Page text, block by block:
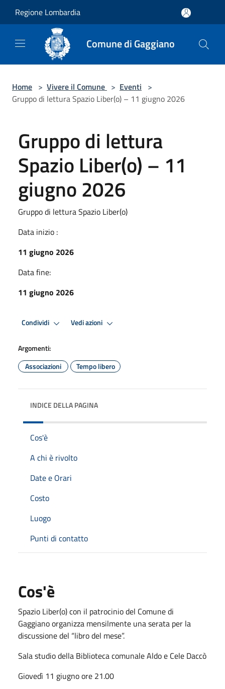
Regione Lombardia
Comune di Gaggiano
Home > Vivere il Comune > Eventi >
Gruppo di lettura Spazio Liber(o) – 11 giugno 2026
Gruppo di lettura
Spazio Liber(o) – 11
giugno 2026
Gruppo di lettura Spazio Liber(o)
Data inizio :
11 giugno 2026
Data fine:
11 giugno 2026
Condividi Vedi azioni
Argomenti:
Associazioni
Tempo libero
INDICE DELLA PAGINA
Cos'è
A chi è rivolto
Date e Orari
Costo
Luogo
Punti di contatto
Cos'è
Spazio Liber(o) con il patrocinio del Comune di
Gaggiano organizza mensilmente una serata per la
discussione del “libro del mese”.
Sala studio della Biblioteca comunale Aldo e Cele Daccò
Giovedì 11 giugno ore 21.00